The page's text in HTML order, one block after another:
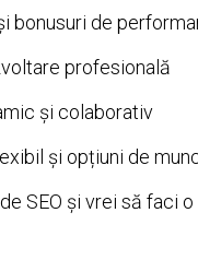
bonusuri de
profesională
și colaborativ
și opțiuni de
SEO și vrei să faci